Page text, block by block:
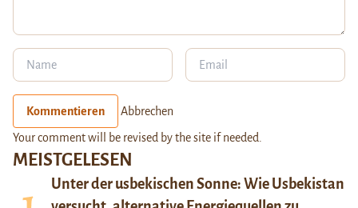
MEISTGELESEN
Unter der usbekischen Sonne: Wie Usbekistan
Kommentieren Abbrechen
Your comment will be revised by the site if needed.